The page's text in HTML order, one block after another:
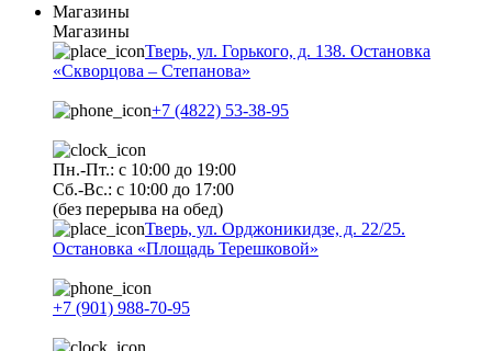
Магазины
Магазины
Тверь, ул. Горького, д. 138. Остановка
«Скворцова – Степанова»
+7 (4822) 53-38-95
Пн.-Пт.: с 10:00 до 19:00
Сб.-Вс.: с 10:00 до 17:00
(без перерыва на обед)
Тверь, ул. Орджоникидзе, д. 22/25.
Остановка «Площадь Терешковой»
+7 (901) 988-70-95